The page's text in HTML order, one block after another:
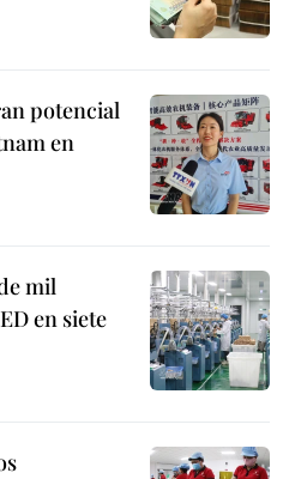
potencial
en
mil
en siete